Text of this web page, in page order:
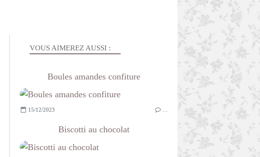
VOUS AIMEREZ AUSSI :
Boules amandes confiture
15/12/2023
Biscotti au chocolat